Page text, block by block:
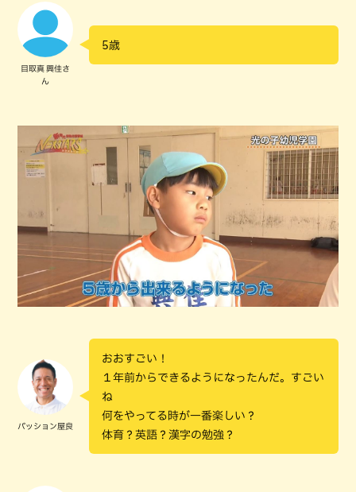
目取真 興佳さ
ん
5歳
パッション屋良
おおすごい！
１年前からできるようになったんだ。すごい
ね
何をやってる時が一番楽しい？
体育？英語？漢字の勉強？